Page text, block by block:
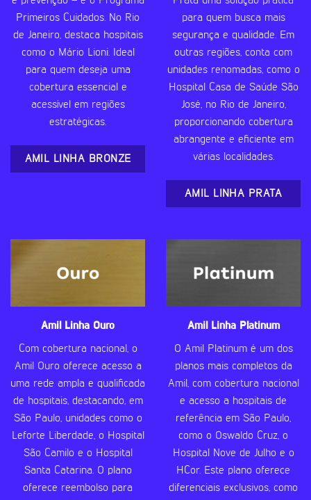
Primeiros Cuidados. No Rio
de Janeiro, destaca hospitais
como o Mário Lioni. Ideal
para quem deseja uma
cobertura essencial e
acessível em regiões
estratégicas.
AMIL LINHA BRONZE
para quem busca mais
segurança e qualidade. Em
outras regiões, conta com
unidades renomadas, como o
Hospital Casa de Saúde São
José, no Rio de Janeiro,
proporcionando cobertura
abrangente e eficiente em
várias localidades.
AMIL LINHA PRATA
Amil Linha Ouro
Com cobertura nacional, o
Amil Ouro oferece acesso a
uma rede ampla e qualificada
de hospitais, destacando, em
São Paulo, unidades como o
Leforte Liberdade, o Hospital
São Camilo e o Hospital
Santa Catarina. O plano
oferece reembolso para
Amil Linha Platinum
O Amil Platinum é um dos
planos mais completos da
Amil, com cobertura nacional
e acesso a hospitais de
referência em São Paulo,
como o Oswaldo Cruz, o
Hospital Nove de Julho e o
HCor. Este plano oferece
diferenciais exclusivos, como